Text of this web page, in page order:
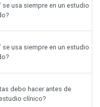
se usa siempre en un estudio
se usa siempre en un estudio
debo hacer antes de
clínico?